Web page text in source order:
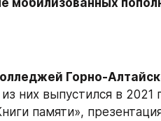
мобилизованных
Горно-
них выпустился в 2021
памяти»,